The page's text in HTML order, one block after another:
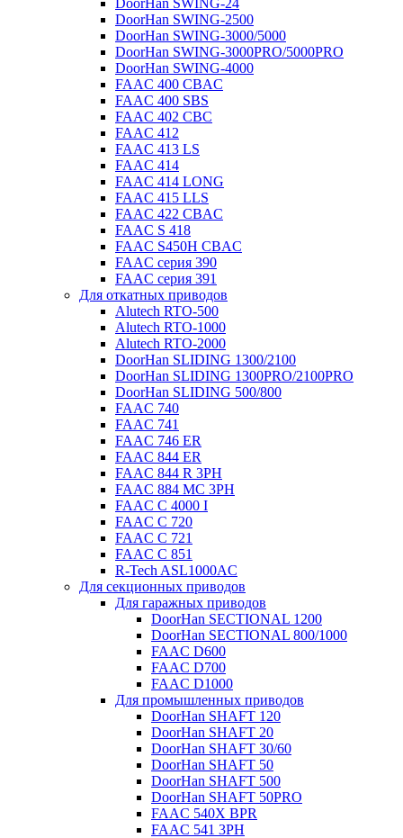
DoorHan SWING-24
DoorHan SWING-2500
DoorHan SWING-3000/5000
DoorHan SWING-3000PRO/5000PRO
DoorHan SWING-4000
FAAC 400 CBAC
FAAC 400 SBS
FAAC 402 CBC
FAAC 412
FAAC 413 LS
FAAC 414
FAAC 414 LONG
FAAC 415 LLS
FAAC 422 CBAC
FAAC S 418
FAAC S450H CBAC
FAAC серия 390
FAAC серия 391
Для откатных приводов
Alutech RTO-500
Alutech RTO-1000
Alutech RTO-2000
DoorHan SLIDING 1300/2100
DoorHan SLIDING 1300PRO/2100PRO
DoorHan SLIDING 500/800
FAAC 740
FAAC 741
FAAC 746 ER
FAAC 844 ER
FAAC 844 R 3PH
FAAC 884 MC 3PH
FAAC C 4000 I
FAAC C 720
FAAC C 721
FAAC C 851
R-Tech ASL1000AC
Для секционных приводов
Для гаражных приводов
DoorHan SECTIONAL 1200
DoorHan SECTIONAL 800/1000
FAAC D600
FAAC D700
FAAC D1000
Для промышленных приводов
DoorHan SHAFT 120
DoorHan SHAFT 20
DoorHan SHAFT 30/60
DoorHan SHAFT 50
DoorHan SHAFT 500
DoorHan SHAFT 50PRO
FAAC 540X BPR
FAAC 541 3PH